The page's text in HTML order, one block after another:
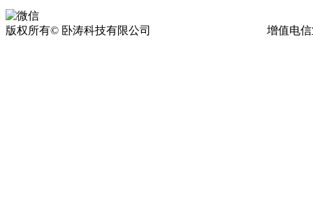
版权所有© 卧涛科技有限公司 增值电